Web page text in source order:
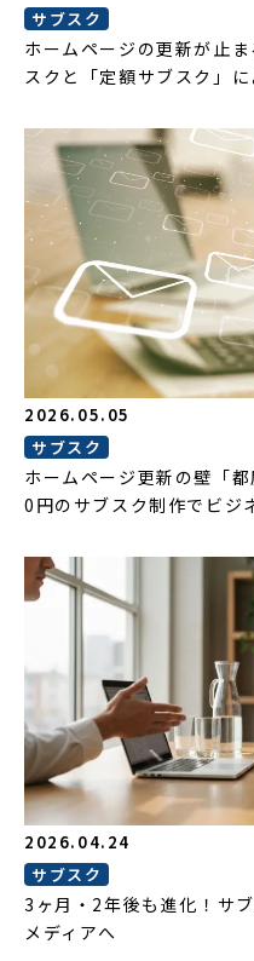
サブスク
ホームページの更新が止
スクと「定額サブスク」
2026.05.05
サブスク
ホームページ更新の壁「
0円のサブスク制作でビジ
2026.04.24
サブスク
3ヶ月・2年後も進化！サ
メディアへ